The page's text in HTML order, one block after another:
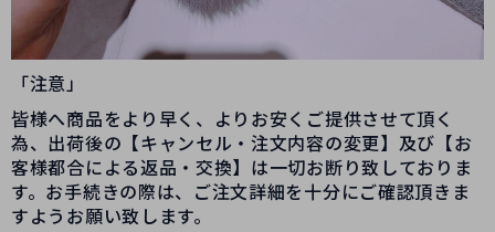
「注意」
皆様へ商品をより早く、よりお安くご提供させて頂く
為、出荷後の【キャンセル・注文内容の変更】及び【お
客様都合による返品・交換】は一切お断り致しておりま
す。お手続きの際は、ご注文詳細を十分にご確認頂きま
すようお願い致します。